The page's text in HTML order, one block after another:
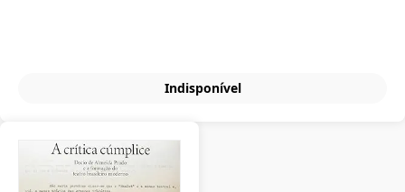
Indisponível